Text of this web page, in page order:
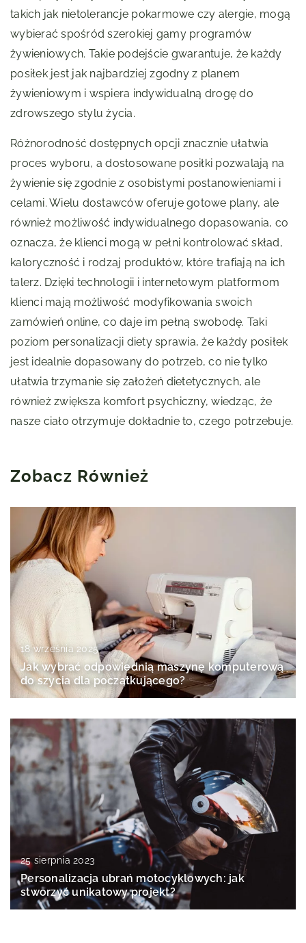
takich jak nietolerancje pokarmowe czy alergie, mogą
wybierać spośród szerokiej gamy programów
żywieniowych. Takie podejście gwarantuje, że każdy
posiłek jest jak najbardziej zgodny z planem
żywieniowym i wspiera indywidualną drogę do
zdrowszego stylu życia.
Różnorodność dostępnych opcji znacznie ułatwia
proces wyboru, a dostosowane posiłki pozwalają na
żywienie się zgodnie z osobistymi postanowieniami i
celami. Wielu dostawców oferuje gotowe plany, ale
również możliwość indywidualnego dopasowania, co
oznacza, że klienci mogą w pełni kontrolować skład,
kaloryczność i rodzaj produktów, które trafiają na ich
talerz. Dzięki technologii i internetowym platformom
klienci mają możliwość modyfikowania swoich
zamówień online, co daje im pełną swobodę. Taki
poziom personalizacji diety sprawia, że każdy posiłek
jest idealnie dopasowany do potrzeb, co nie tylko
ułatwia trzymanie się założeń dietetycznych, ale
również zwiększa komfort psychiczny, wiedząc, że
nasze ciało otrzymuje dokładnie to, czego potrzebuje.
Zobacz Również
18 września 2025
Jak wybrać odpowiednią maszynę komputerową
do szycia dla początkującego?
25 sierpnia 2023
Personalizacja ubrań motocyklowych: jak
stworzyć unikatowy projekt?